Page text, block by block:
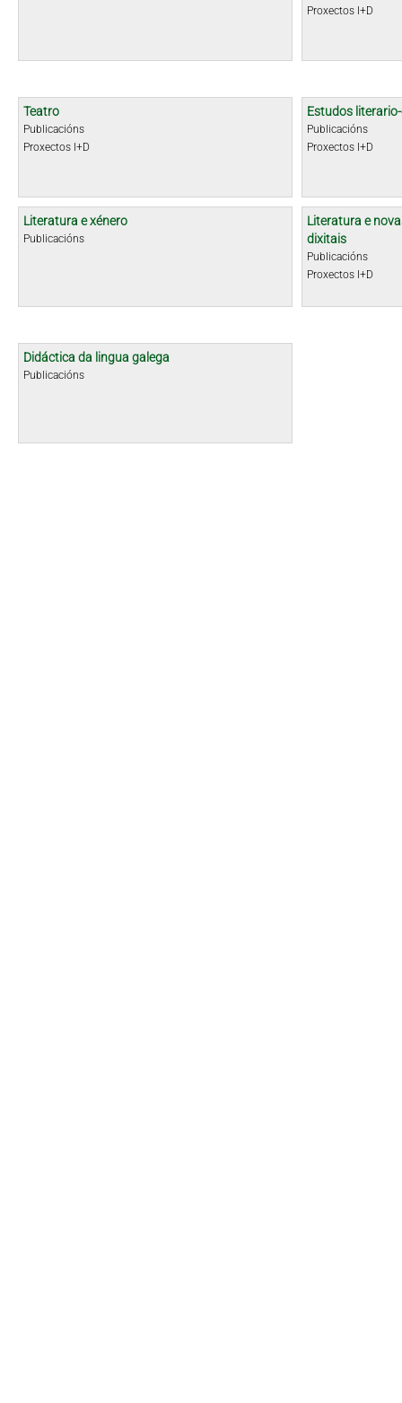
Proxectos I+D
Teatro
Publicacións
Proxectos I+D
Estudos
Publicacións
Proxectos I+D
Literatura e xénero
Publicacións
Literatura e
dixitais
Publicacións
Proxectos I+D
Didáctica da lingua galega
Publicacións